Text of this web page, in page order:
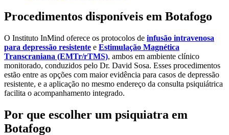
Procedimentos disponíveis em Botafogo
O Instituto InMind oferece os protocolos de infusão intravenosa
para depressão resistente e Estimulação Magnética
Transcraniana (EMTr/rTMS), ambos em ambiente clínico
monitorado, conduzidos pelo Dr. David Sosa. Esses procedimentos
estão entre as opções com maior evidência para casos de depressão
resistente, e a aplicação no mesmo endereço da consulta psiquiátrica
facilita o acompanhamento integrado.
Por que escolher um psiquiatra em
Botafogo